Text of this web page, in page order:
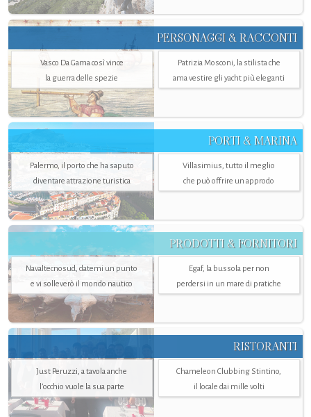
PERSONAGGI & RACCONTI
Vasco Da Gama così vince
la guerra delle spezie
Patrizia Mosconi, la stilista che
ama vestire gli yacht più eleganti
PORTI & MARINA
Palermo, il porto che ha saputo
diventare attrazione turistica
Villasimius, tutto il meglio
che può offrire un approdo
PRODOTTI & FORNITORI
Navaltecnosud, datemi un punto
e vi solleverò il mondo nautico
Egaf, la bussola per non
perdersi in un mare di pratiche
RISTORANTI
Just Peruzzi, a tavola anche
l’occhio vuole la sua parte
Chameleon Clubbing Stintino,
il locale dai mille volti